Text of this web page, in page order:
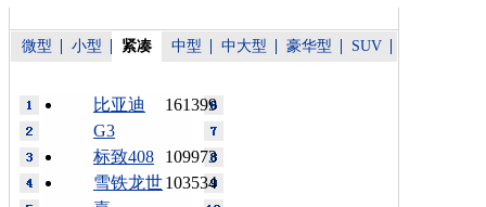
微型 小型 紧凑 中型 中大型 豪华型 SUV
161399
比亚迪
G3
109973
标致408
103534
雪铁龙世